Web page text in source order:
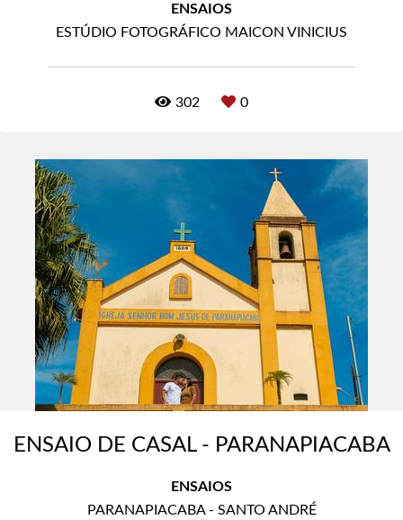
ENSAIOS
ESTÚDIO FOTOGRÁFICO MAICON VINICIUS
302 0
ENSAIO DE CASAL - PARANAPIACABA
ENSAIOS
PARANAPIACABA - SANTO ANDRÉ